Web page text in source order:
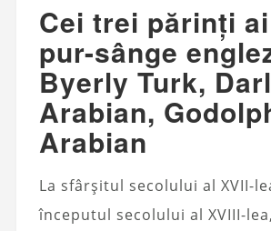
Cei trei părinți
pur-sânge
Byerly Turk,
Arabian,
Arabian
La sfârșitul secolului al XVII-
începutul secolului al XVIII-